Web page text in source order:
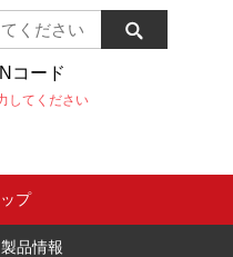
コード
してください
プ
製品情報